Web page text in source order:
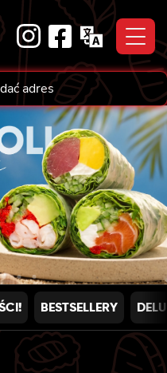
adres
BESTSELLERY